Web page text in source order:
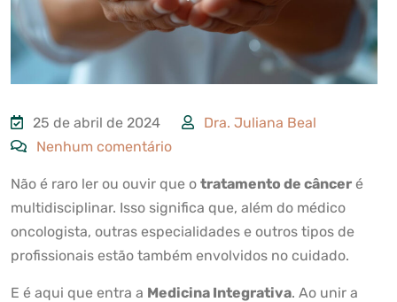
25 de abril de 2024
Dra. Juliana Beal
Nenhum comentário
Não é raro ler ou ouvir que o tratamento de câncer é
multidisciplinar. Isso significa que, além do médico
oncologista, outras especialidades e outros tipos de
profissionais estão também envolvidos no cuidado.
E é aqui que entra a Medicina Integrativa. Ao unir a